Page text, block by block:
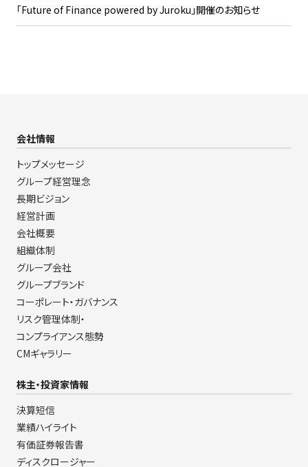
「Future of Finance powered by Juroku」開催のお知らせ
会社情報
トップメッセージ
グループ経営理念
長期ビジョン
経営計画
会社概要
組織体制
グループ会社
グループブランド
コーポレート・ガバナンス
リスク管理体制・
コンプライアンス態勢
CMギャラリー
株主・投資家情報
決算短信
業績ハイライト
有価証券報告書
ディスクロージャー